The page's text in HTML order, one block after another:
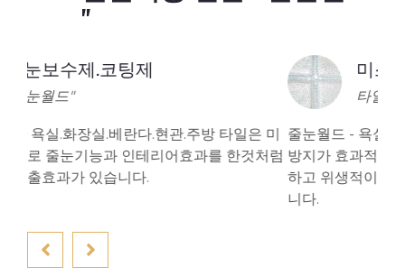
"
미스틱 실버
줄눈월드 - 욕실 바닥 사이사이의 까만 곰팡이 및 오염
방지가 효과적이며 표면광택 유지됩니다. 청소가 용이
하고 위생적이며 최고의 인테리어 효과를 가질 수 있습